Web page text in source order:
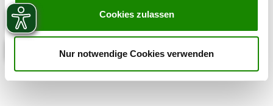
Cookies zulassen
Nur notwendige Cookies verwenden